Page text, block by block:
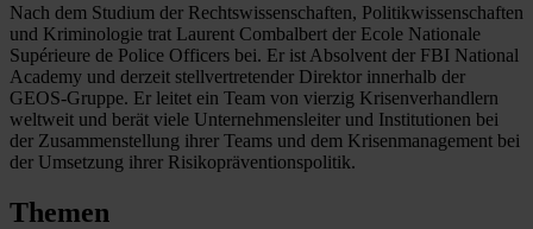
Nach dem Studium der Rechtswissenschaften, Politikwissenschaften
und Kriminologie trat Laurent Combalbert der Ecole Nationale
Supérieure de Police Officers bei. Er ist Absolvent der FBI National
Academy und derzeit stellvertretender Direktor innerhalb der
GEOS-Gruppe. Er leitet ein Team von vierzig Krisenverhandlern
weltweit und berät viele Unternehmensleiter und Institutionen bei
der Zusammenstellung ihrer Teams und dem Krisenmanagement bei
der Umsetzung ihrer Risikopräventionspolitik.
Themen